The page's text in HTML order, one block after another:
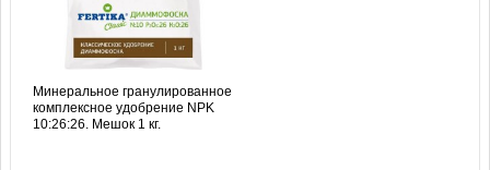
Минеральное гранулированное
комплексное удобрение NPK
10:26:26. Мешок 1 кг.